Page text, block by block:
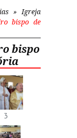
» Igreja
bispo de
bispo
3